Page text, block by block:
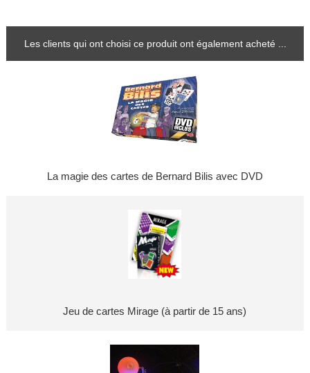
Les clients qui ont choisi ce produit ont également acheté ...
La magie des cartes de Bernard Bilis avec DVD
Jeu de cartes Mirage (à partir de 15 ans)